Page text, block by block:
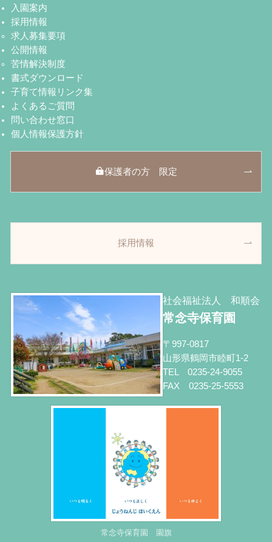
入園案内
採用情報
求人募集要項
公開情報
苦情解決制度
書式ダウンロード
子育て情報リンク集
よくあるご質問
問い合わせ窓口
個人情報保護方針
保護者の方 限定
採用情報
社会福祉法人 和順会
常念寺保育園
〒997-0817
山形県鶴岡市睦町1-2
TEL 0235-24-9055
FAX 0235-25-5553
常念寺保育園 園旗